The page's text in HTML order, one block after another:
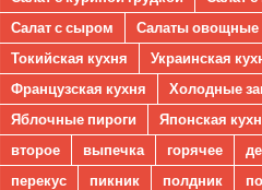
Салат с сыром
Салаты овощные
Токийская кухня
Украинская
Французская кухня
Холодные
Яблочные пироги
Японская
второе
выпечка горячее
перекус
пикник полдник